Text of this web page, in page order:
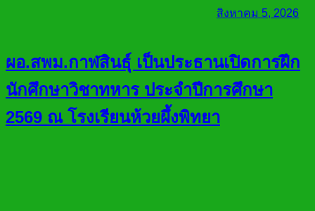
สิงหาคม 5, 2026
ผอ.สพม.กาฬสินธุ์ เป็นประธานเปิดการฝึก
นักศึกษาวิชาทหาร ประจำปีการศึกษา
2569 ณ โรงเรียนห้วยผึ้งพิทยา